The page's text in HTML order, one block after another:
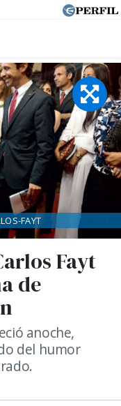
Fayt
de
anoche,
del humor
FAYT